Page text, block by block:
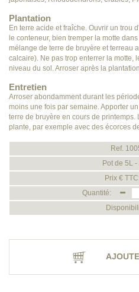
Plantation
En terre acide et fraîche. Ouvrir un trou
le conteneur, bien tremper la motte
mélange de terre de bruyère et terreau
calcaire). Ne pas trop enterrer la motte,
niveau du sol. Arroser après la
Entretien
Arroser abondamment durant les
moins une fois par semaine. Apporter
terre de bruyère en cours de
plante, par exemple avec des écorces
Ref.
Pot de 5L
Prix €
Quantité: